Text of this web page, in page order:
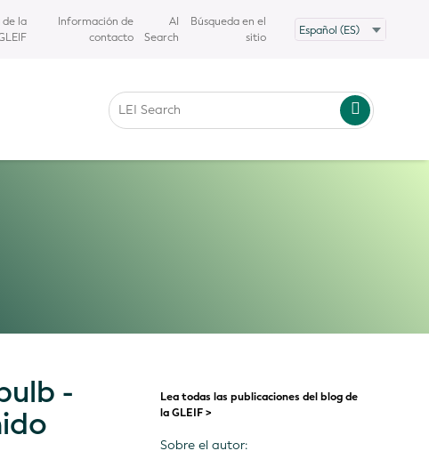
de la
Información de
contacto
AI
Search
Búsqueda en el
sitio
-
Lea todas las publicaciones del blog de
la GLEIF >
Sobre el autor: